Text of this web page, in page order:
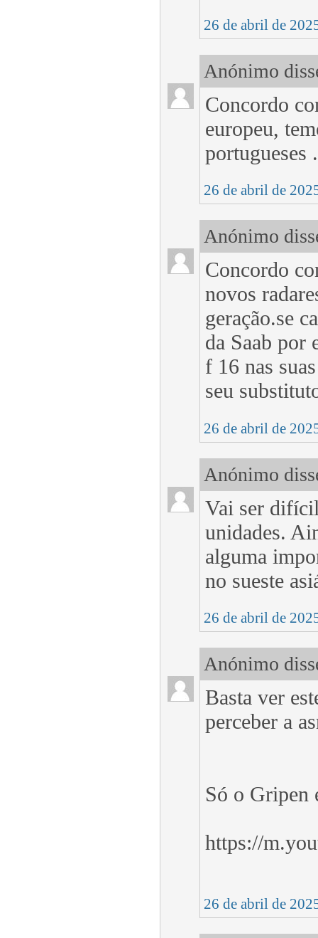
26 de abril de
Anónimo
Concordo
europeu,
portugueses .
26 de abril de
Anónimo
Concordo
novos
geração.se
da Saab por
f 16 nas
seu
26 de abril de
Anónimo
Vai ser
unidades.
alguma
no sueste
26 de abril de
Anónimo
Basta ver
perceber a
Só o Gripen
https://
26 de abril de